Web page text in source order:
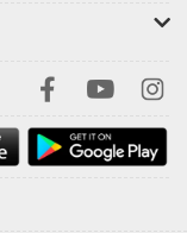
的時候了。